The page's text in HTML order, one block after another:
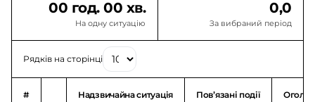
00 год. 00 хв.
На одну ситуацію
0,0
За вибраний період
Рядків на сторінці
# Надзвичайна ситуація Повʼязані події